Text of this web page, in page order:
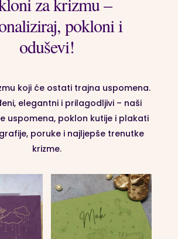
pokloni i
oduševi!
koji će ostati trajna uspomena.
elegantni i prilagodljivi – naši
uspomena, poklon kutije i plakati
poruke i najljepše trenutke
krizme.